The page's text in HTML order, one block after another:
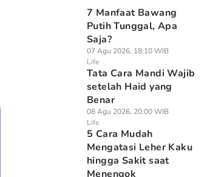
7 Manfaat Bawang
Putih Tunggal, Apa
Saja?
07 Agu 2026, 18:10 WIB
Life
Tata Cara Mandi Wajib
setelah Haid yang
Benar
08 Agu 2026, 20:00 WIB
Life
5 Cara Mudah
Mengatasi Leher Kaku
hingga Sakit saat
Menengok